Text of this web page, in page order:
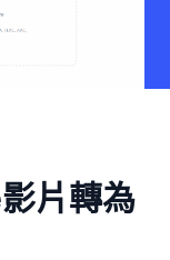
片轉為